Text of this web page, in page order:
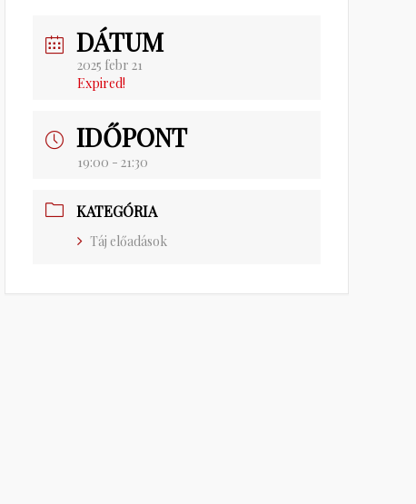
DÁTUM
2025 febr 21
Expired!
IDŐPONT
19:00 - 21:30
KATEGÓRIA
Táj előadások